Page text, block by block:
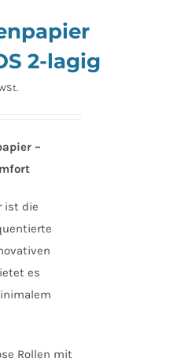
2-lagig
–
ist die
es
Rollen mit